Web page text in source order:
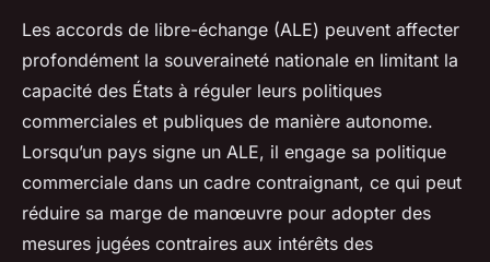
Les accords de libre-échange (ALE) peuvent affecter
profondément la souveraineté nationale en limitant la
capacité des États à réguler leurs politiques
commerciales et publiques de manière autonome.
Lorsqu’un pays signe un ALE, il engage sa politique
commerciale dans un cadre contraignant, ce qui peut
réduire sa marge de manœuvre pour adopter des
mesures jugées contraires aux intérêts des